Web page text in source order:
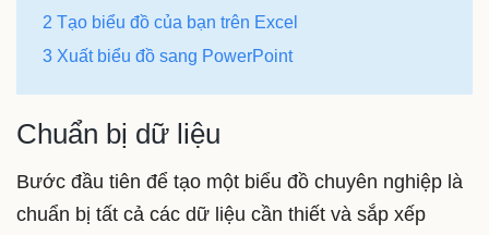
2 Tạo biểu đồ của bạn trên Excel
3 Xuất biểu đồ sang PowerPoint
Chuẩn bị dữ liệu
Bước đầu tiên để tạo một biểu đồ chuyên nghiệp là
chuẩn bị tất cả các dữ liệu cần thiết và sắp xếp